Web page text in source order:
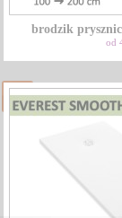
brodzik
od